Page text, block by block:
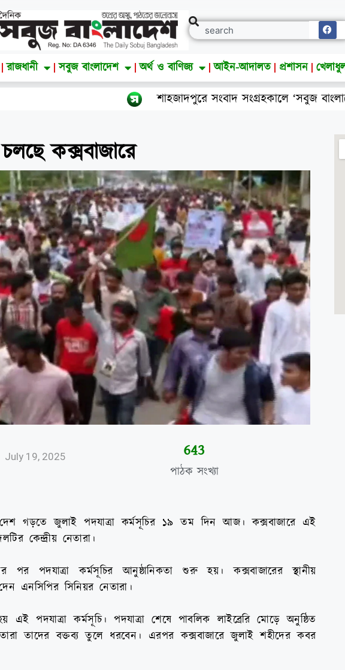
রাজধানী সবুজ বাংলাদেশ অর্থ ও বাণিজ্য আইন-আদালত প্রশাসন
শাহজাদপুরে সংবাদ সংগ্রহকালে ‘সবুজ বাংলাদেশ পত্রিকার
কক্সবাজারে
July 19, 2025
পাঠক সংখ্যা
646
দেশ গড়তে জুলাই পদযাত্রা কর্মসূচির ১৯ তম দিন আজ। কক্সবাজারে এই
কেন্দ্রীয় নেতারা।
পদযাত্রা কর্মসূচির আনুষ্ঠানিকতা শুরু হয়। কক্সবাজারের স্থানীয়
এনসিপির সিনিয়র নেতারা।
পদযাত্রা কর্মসূচি। পদযাত্রা শেষে পাবলিক লাইব্রেরি মোড়ে অনুষ্ঠিত
তাদের বক্তব্য তুলে ধরবেন। এরপর কক্সবাজারে জুলাই শহীদের কবর